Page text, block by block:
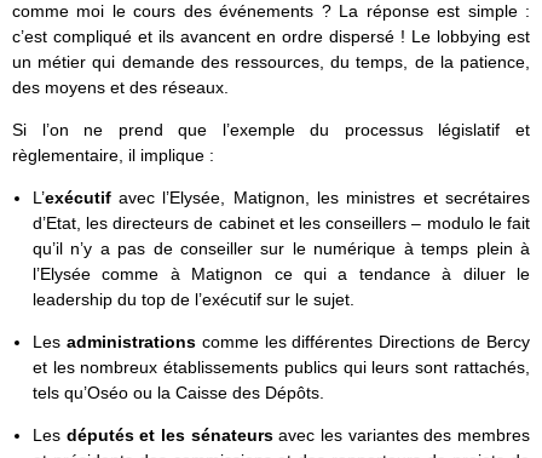
comme moi le cours des événements ? La réponse est simple :
c’est compliqué et ils avancent en ordre dispersé ! Le lobbying est
un métier qui demande des ressources, du temps, de la patience,
des moyens et des réseaux.
Si l’on ne prend que l’exemple du processus législatif et
règlementaire, il implique :
L’exécutifavec l’Elysée, Matignon, les ministres et secrétaires
d’Etat, les directeurs de cabinet et les conseillers – modulo le fait
qu’il n’y a pas de conseiller sur le numérique à temps plein à
l’Elysée comme à Matignon ce qui a tendance à diluer le
leadership du top de l’exécutif sur le sujet.
Les administrationscomme les différentes Directions de Bercy
et les nombreux établissements publics qui leurs sont rattachés,
tels qu’Oséo ou la Caisse des Dépôts.
Les députés et les sénateursavec les variantes des membres